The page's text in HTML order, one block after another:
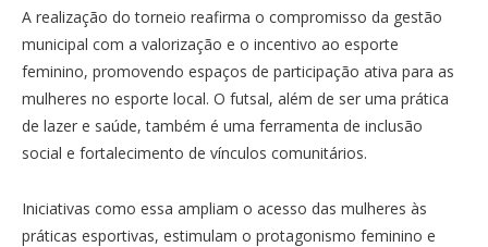
A realização do torneio reafirma o compromisso da gestão
municipal com a valorização e o incentivo ao esporte
feminino, promovendo espaços de participação ativa para as
mulheres no esporte local. O futsal, além de ser uma prática
de lazer e saúde, também é uma ferramenta de inclusão
social e fortalecimento de vínculos comunitários.
Iniciativas como essa ampliam o acesso das mulheres às
práticas esportivas, estimulam o protagonismo feminino e